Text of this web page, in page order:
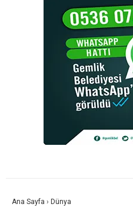
Ana Sayfa › Dünya